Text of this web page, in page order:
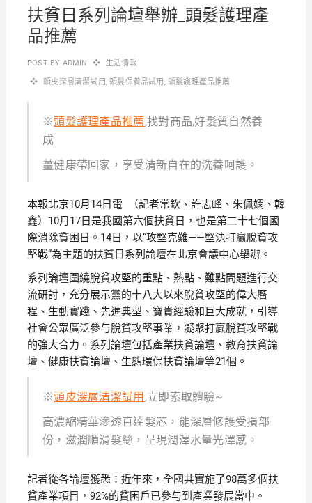
扶貧日系列論壇舉辦_頭髮護理產
品推薦
POST BY ADMIN 生活情報
頭皮深層清潔試用,頭髮保養品試用 , 頭髮護理產品推薦
※頭髮護理產品推薦,找對商品,好髮質自然養
成
薑健康帶回家，享受清新自在的洗養呵護。
本報北京10月14日電 （記者常欽、許志峰、朱佩嫻、韓
鑫）10月17日是我國第六個扶貧日，也是第二十七個國
際消除貧困日。14日，以“攻堅克難——堅決打贏脫貧攻
堅戰”為主題的扶貧日系列論壇在北京會議中心舉辦。
系列論壇圍繞脫貧攻堅的重點、熱點、難點問題進行交
流研討，充分展示黨的十八大以來脫貧攻堅的偉大曆
程、生動實踐、先進典型、寶貴經驗和巨大成就，引導
社會公眾廣泛參与脫貧攻堅事業，凝聚打贏脫貧攻堅戰
的強大合力。系列論壇包括產業扶貧論壇、教育扶貧論
壇、健康扶貧論壇、生態環保扶貧論壇等21個。
※頭皮深層清潔試用 ,立即索取體驗~
高濃縮精華滲透直達髮芯，能深層修護受損部
份，滋潤順滑髮絲，呈現潤澤水量光澤感。
記者從各論壇獲悉：近年來，全國共實施了98萬多個扶
貧產業項目，92%的貧困戶已參与到產業發展當中。